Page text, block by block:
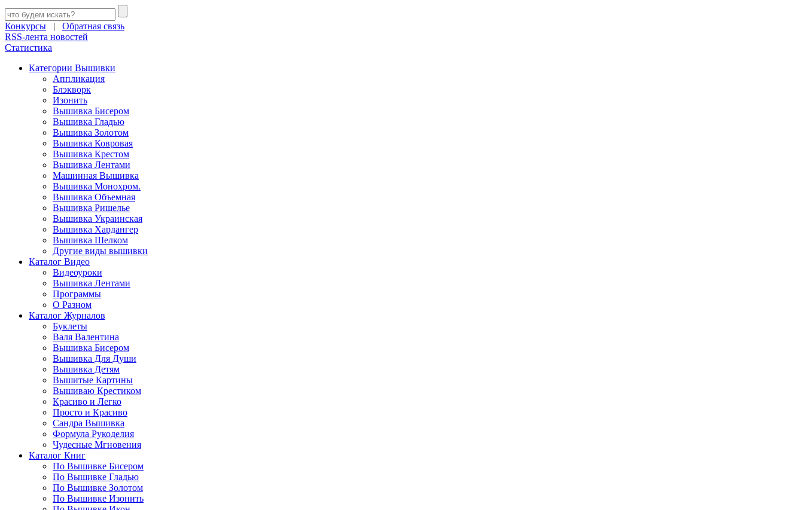
Конкурсы | Обратная связь
RSS-лента новостей
Статистика
Категории Вышивки
Аппликация
Блэкворк
Изонить
Вышивка Бисером
Вышивка Гладью
Вышивка Золотом
Вышивка Ковровая
Вышивка Крестом
Вышивка Лентами
Машинная Вышивка
Вышивка Монохром.
Вышивка Объемная
Вышивка Ришелье
Вышивка Украинская
Вышивка Хардангер
Вышивка Шелком
Другие виды вышивки
Каталог Видео
Видеоуроки
Вышивка Лентами
Программы
О Разном
Каталог Журналов
Буклеты
Валя Валентина
Вышивка Бисером
Вышивка Для Души
Вышивка Детям
Вышитые Картины
Вышиваю Крестиком
Красиво и Легко
Просто и Красиво
Сандра Вышивка
Формула Рукоделия
Чудесные Мгновения
Каталог Книг
По Вышивке Бисером
По Вышивке Гладью
По Вышивке Золотом
По Вышивке Изонить